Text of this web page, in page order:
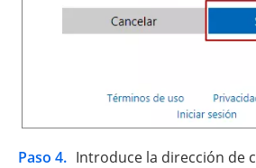
Paso 4. Introduce la dirección de